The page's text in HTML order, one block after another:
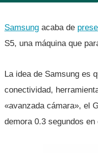
Samsung acaba de
S5, una máquina que
La idea de Samsung es
conectividad,
«avanzada cámara», el
demora 0.3 segundos en